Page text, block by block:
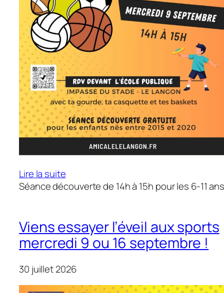
Lire la suite:
Viens
multisport
mercredi
9
!
Séance découverte de 14h à 15h pour les 6-11
Viens essayer l’éveil aux sports
mercredi 9 ou 16 septembre !
30 juillet 2026